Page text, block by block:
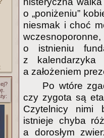
o „poniżeniu”
niesmak i choć
o istnieniu
z kalendarzyka
a założeniem
Po wtóre
czy zygota są
Czytelnicy nimi
istnieje chyba
a dorosłym